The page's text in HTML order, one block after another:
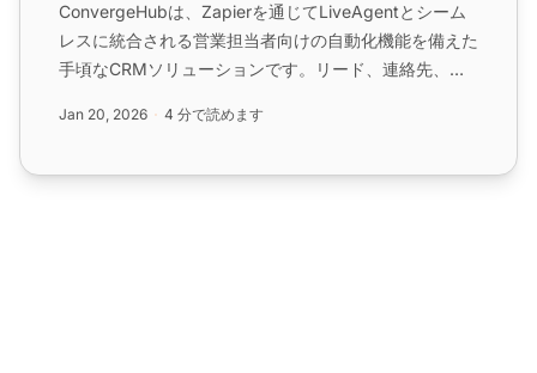
ConvergeHubは、Zapierを通じてLiveAgentとシーム
レスに統合される営業担当者向けの自動化機能を備えた
手頃なCRMソリューションです。リード、連絡先、取
タマーサポートを提供します。...
Jan 20, 2026 4 分で読めます